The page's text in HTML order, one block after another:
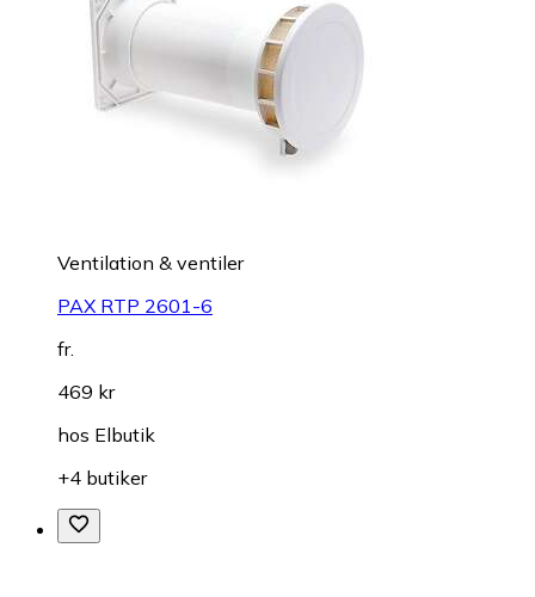
Ventilation & ventiler
PAX RTP 2601-6
fr.
469 kr
hos Elbutik
+4 butiker